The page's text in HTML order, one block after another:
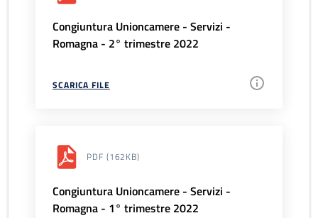
Congiuntura Unioncamere - Servizi -
Romagna - 2° trimestre 2022
SCARICA FILE
PDF (162KB)
Congiuntura Unioncamere - Servizi -
Romagna - 1° trimestre 2022